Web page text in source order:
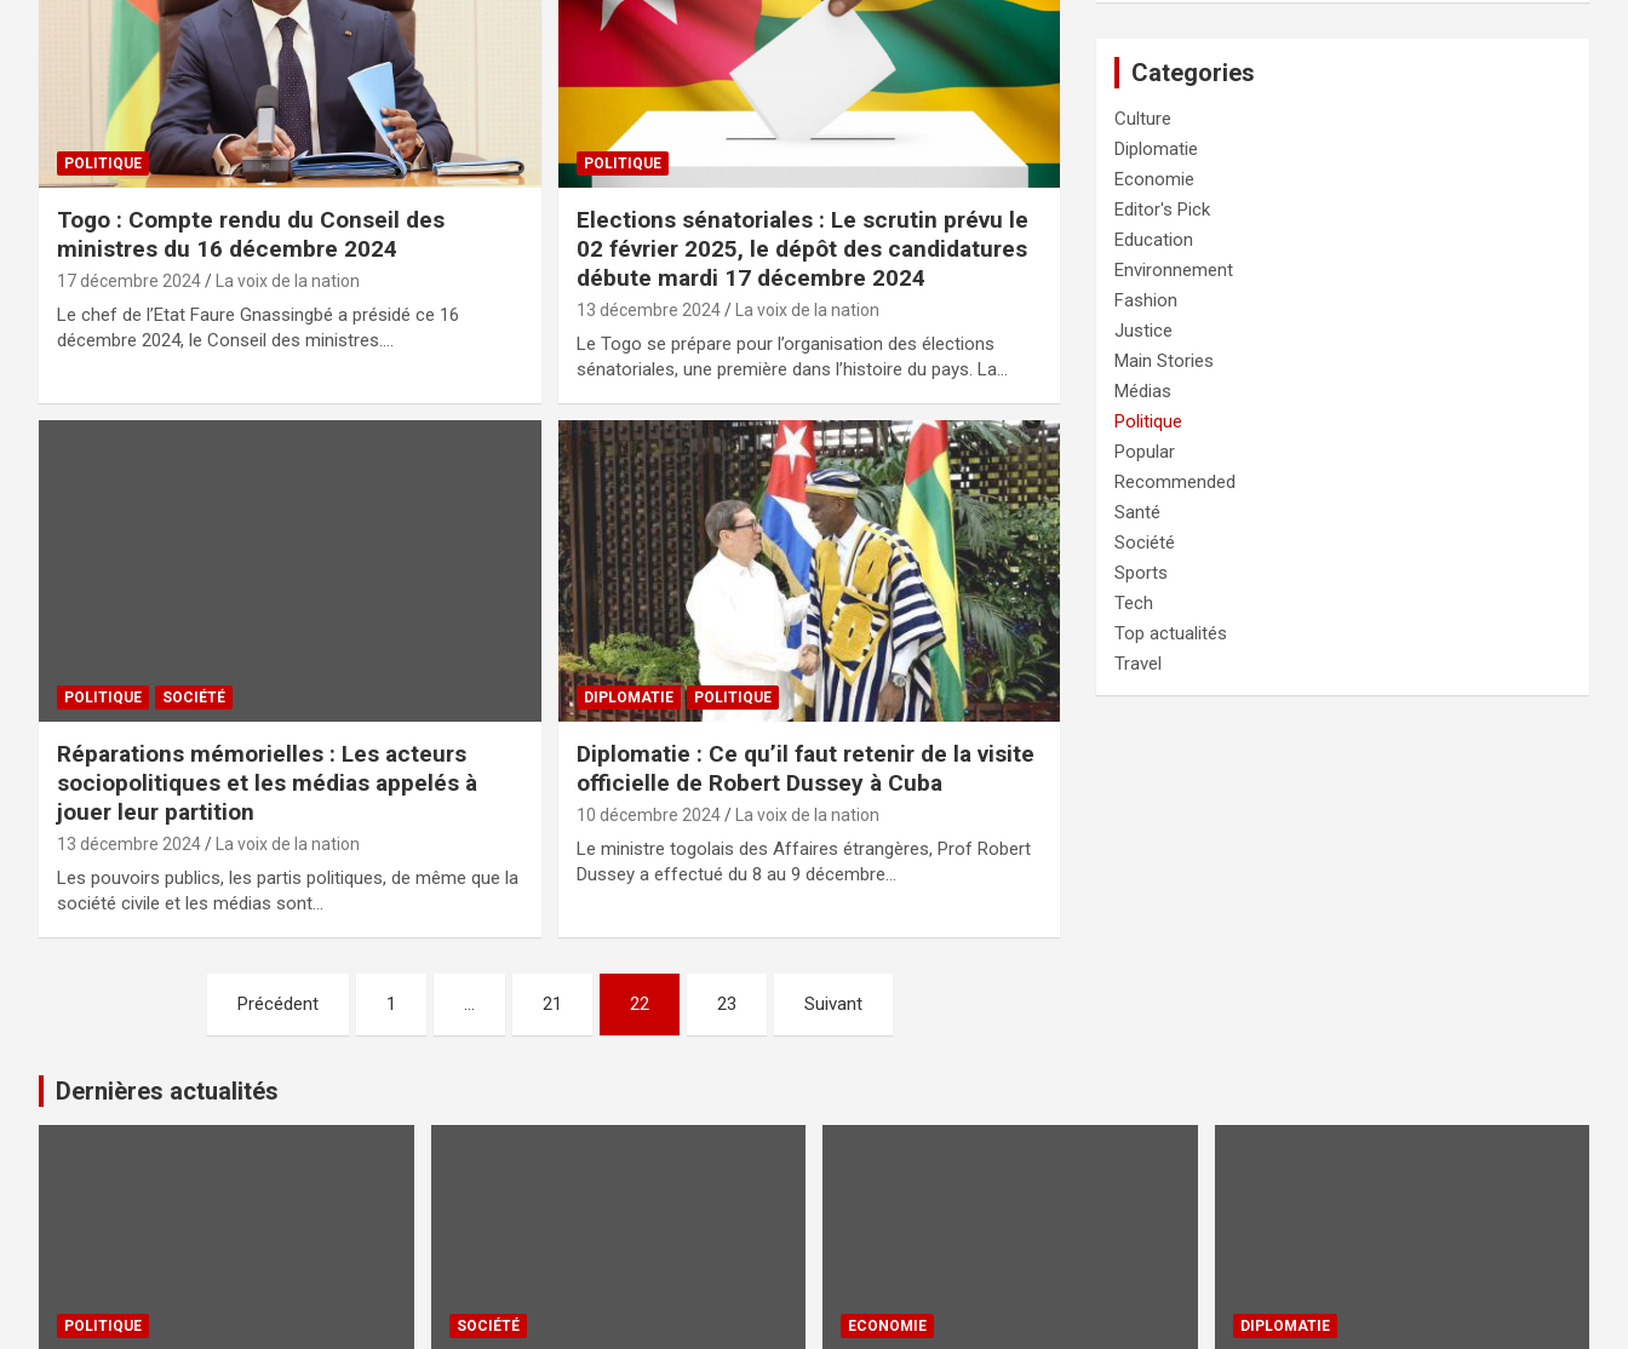
POLITIQUE
Togo : Compte rendu du Conseil des
ministres du 16 décembre 2024
17 décembre 2024 La voix de la nation
Le chef de l’Etat Faure Gnassingbé a présidé ce 16
décembre 2024, le Conseil des ministres.…
POLITIQUE
Elections sénatoriales : Le scrutin prévu le
02 février 2025, le dépôt des candidatures
débute mardi 17 décembre 2024
13 décembre 2024 La voix de la nation
Le Togo se prépare pour l’organisation des élections
sénatoriales, une première dans l’histoire du pays. La…
POLITIQUE SOCIÉTÉ
Réparations mémorielles : Les acteurs
sociopolitiques et les médias appelés à
jouer leur partition
13 décembre 2024 La voix de la nation
Les pouvoirs publics, les partis politiques, de même que la
société civile et les médias sont…
DIPLOMATIE POLITIQUE
Diplomatie : Ce qu’il faut retenir de la visite
officielle de Robert Dussey à Cuba
10 décembre 2024 La voix de la nation
Le ministre togolais des Affaires étrangères, Prof Robert
Dussey a effectué du 8 au 9 décembre…
publications
Précédent 1 … 21 22 23 Suivant
Categories
Culture
Diplomatie
Economie
Editor's Pick
Education
Environnement
Fashion
Justice
Main Stories
Médias
Politique
Popular
Recommended
Santé
Société
Sports
Tech
Top actualités
Travel
Dernières actualités
POLITIQUE SOCIÉTÉ ECONOMIE DIPLOMATIE